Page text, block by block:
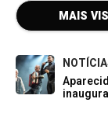
MAIS